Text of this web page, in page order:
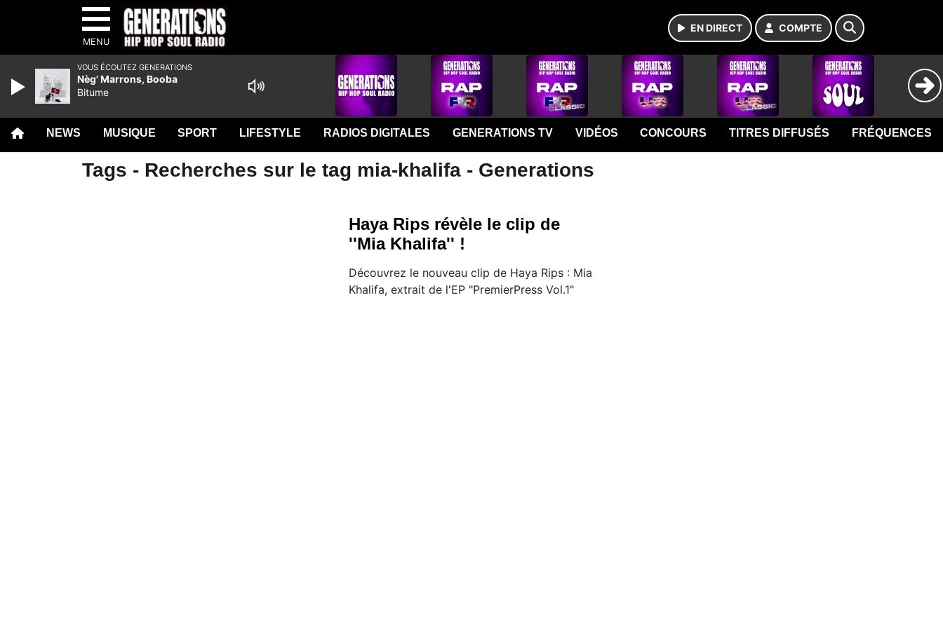
MENU
EN DIRECT COMPTE
NEWS MUSIQUE SPORT LIFESTYLE RADIOS DIGITALES GENERATIONS TV VIDÉOS CONCOURS TITRES DIFFUSÉS FRÉQUENCES
Tags - Recherches sur le tag mia-khalifa - Generations
Haya Rips révèle le clip de
''Mia Khalifa'' !
Découvrez le nouveau clip de Haya Rips : Mia
Khalifa, extrait de l'EP "PremierPress Vol.1"
VOUS ÉCOUTEZ GENERATIONS
Nèg' Marrons, Booba
Bitume